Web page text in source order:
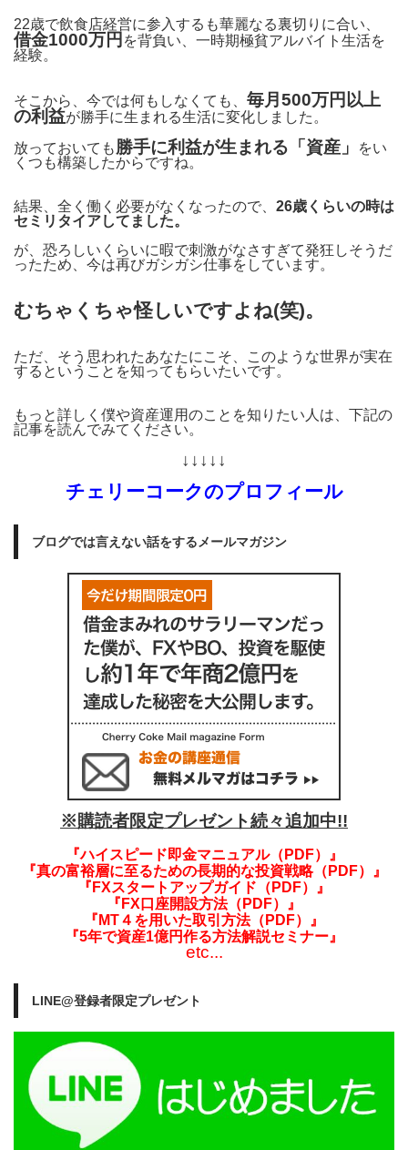
22歳で飲食店経営に参入するも華麗なる裏切りに合い、
借金1000万円 を背負い、一時期極貧アルバイト生活を
経験。
そこから、今では何もしなくても、 毎月500万円以上
の利益が勝手に生まれる生活に変化しました。
放っておいても 勝手に利益が生まれる「資産」
をい
くつも構築したからですね。
結果、全く働く必要がなくなったので、 26歳くらいの時は
セミリタイアしてました。
が、恐ろしいくらいに暇で刺激がなさすぎて発狂しそうだ
ったため、今は再びガシガシ仕事をしています。
むちゃくちゃ怪しいですよね(笑)。
ただ、そう思われたあなたにこそ、このような世界が実在
するということを知ってもらいたいです。
もっと詳しく僕や資産運用のことを知りたい人は、下記の
記事を読んでみてください。
↓↓↓↓↓
チェリーコークのプロフィール
ブログでは言えない話をするメールマガジン
※購読者限定プレゼント続々追加中!!
『ハイスピード即金マニュアル（PDF）』
『真の富裕層に至るための長期的な投資戦略（PDF）』
『FXスタートアップガイド（PDF）』
『FX口座開設方法（PDF）』
『MT４を用いた取引方法（PDF）』
『5年で資産1億円作る方法解説セミナー』
etc...
LINE@登録者限定プレゼント